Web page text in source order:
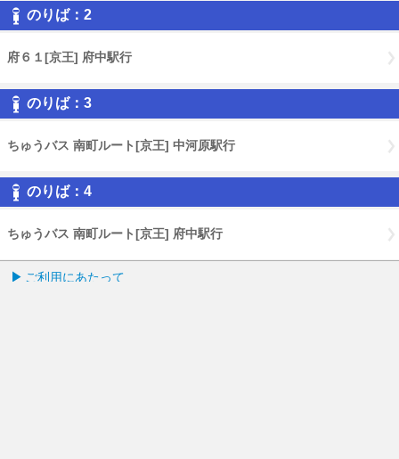
のりば：2
府６１[京王] 府中駅行
のりば：3
ちゅうバス 南町ルート[京王] 中河原駅行
のりば：4
ちゅうバス 南町ルート[京王] 府中駅行
ご利用にあたって